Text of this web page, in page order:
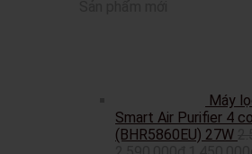
Máy
Smart Air Purifier 4
(BHR5860EU) 27W